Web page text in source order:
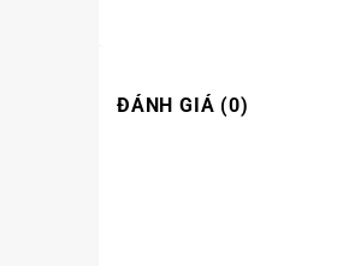
ĐÁNH GIÁ (0)